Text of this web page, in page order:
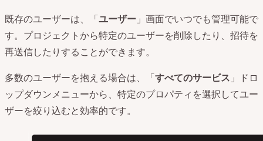
既存のユーザーは、「ユーザー 」画面でいつでも管理可能で
す。プロジェクトから特定のユーザーを削除したり、招待を
再送信したりすることができます。
多数のユーザーを抱える場合は、「すべてのサービス 」ドロ
ップダウンメニューから、特定のプロパティを選択してユー
ザーを絞り込むと効率的です。